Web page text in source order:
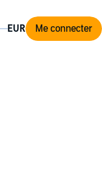
Me connecter